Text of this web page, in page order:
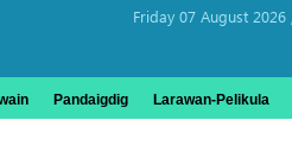
Friday 07 August 2026 ,
Pandaigdig Larawan-Pelikula